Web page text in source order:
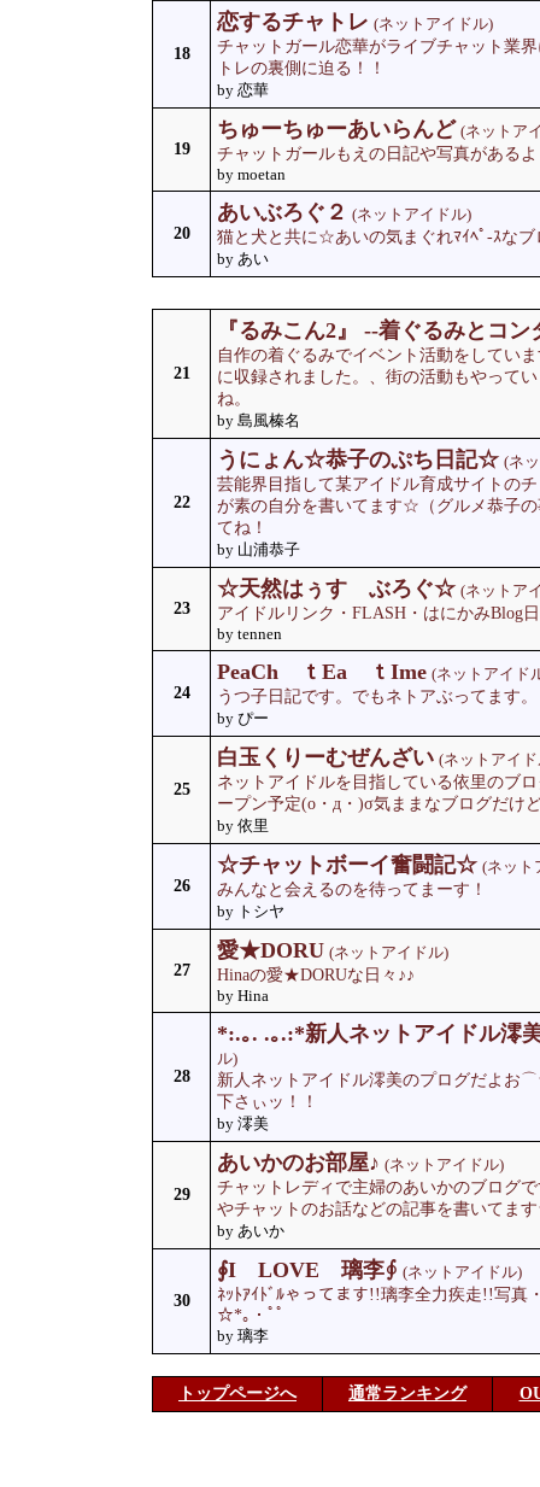
18
恋するチャトレ (ネットアイドル)
チャットガール恋華がライブチャット業
トレの裏側に迫る！！
by 恋華
19
ちゅーちゅーあいらんど (ネットア
チャットガールもえの日記や写真がある
by moetan
20
あいぶろぐ２ (ネットアイドル)
猫と犬と共に☆あいの気まぐれﾏｲﾍﾟ-ｽなブ
by あい
21
『るみこん2』 --着ぐるみとコン
自作の着ぐるみでイベント活動をしてい
に収録されました。、街の活動もやって
ね。
by 島風榛名
22
うにょん☆恭子のぷち日記☆ (ネ
芸能界目指して某アイドル育成サイトの
が素の自分を書いてます☆（グルメ恭子
てね！
by 山浦恭子
23
☆天然はぅす ぶろぐ☆ (ネットア
アイドルリンク・FLASH・はにかみBlog
by tennen
24
PeaCh ｔEa ｔIme (ネットアイド
うつ子日記です。でもネトアぶってます
by ぴー
25
白玉くりーむぜんざい (ネットアイ
ネットアイドルを目指している依里のブ
ープン予定(o・д・)σ気ままなブログだけ
by 依里
26
☆チャットボーイ奮闘記☆ (ネット
みんなと会えるのを待ってまーす！
by トシヤ
27
愛★DORU (ネットアイドル)
Hinaの愛★DORUな日々♪♪
by Hina
28
*:.｡. .｡.:*新人ネットアイドル澪
ル)
新人ネットアイドル澪美のプログだよお
下さぃッ！！
by 澪美
29
あいかのお部屋♪ (ネットアイドル)
チャットレディで主婦のあいかのブログ
やチャットのお話などの記事を書いてま
by あいか
30
∮I LOVE 璃李∮ (ネットアイドル)
ﾈｯﾄｱｲﾄﾞﾙゃってます!!璃李全力疾走!!写真
☆*｡・ﾟﾟ
by 璃李
トップページへ 通常ランキング